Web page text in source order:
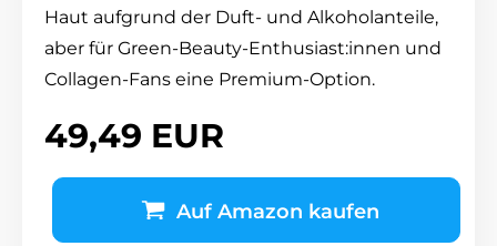
Haut aufgrund der Duft- und Alkoholanteile,
aber für Green-Beauty-Enthusiast:innen und
Collagen-Fans eine Premium-Option.
49,49 EUR
Auf Amazon kaufen